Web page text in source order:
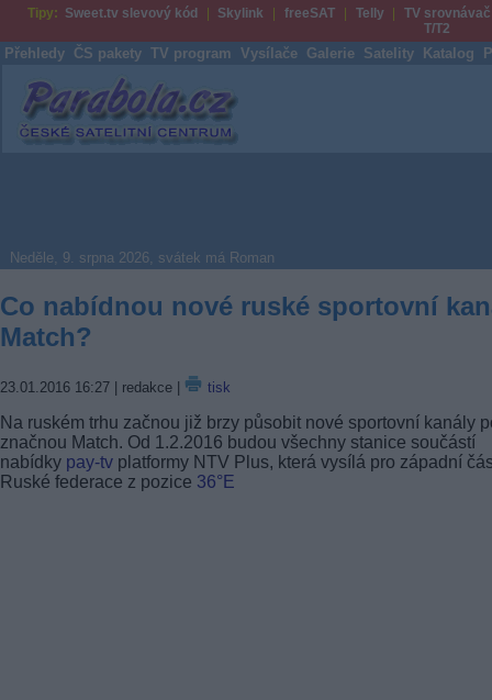
Tipy: Sweet.tv slevový kód Skylink freeSAT Telly
TV srovnávač
T/T2
Přehledy ČS pakety TV program Vysílače Galerie Satelity Katalog
Parabola.cz
Neděle, 9. srpna 2026, svátek má Roman
Co nabídnou nové ruské sportovní
Match?
23.01.2016 16:27 | redakce | tisk
Na ruském trhu začnou již brzy působit nové sportovní kanály
značnou Match. Od 1.2.2016 budou všechny stanice součástí
nabídky pay-tv platformy NTV Plus, která vysílá pro západní
Ruské federace z pozice 36°E